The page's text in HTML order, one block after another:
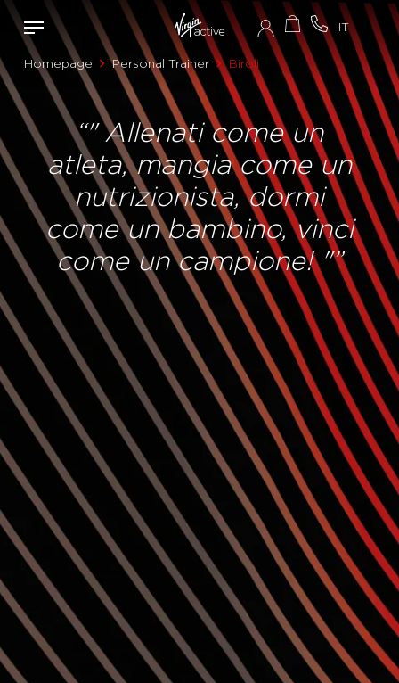
Homepage Personal Trainer Biroli
“" Allenati come un
atleta, mangia come un
nutrizionista, dormi
come un bambino, vinci
come un campione! "”